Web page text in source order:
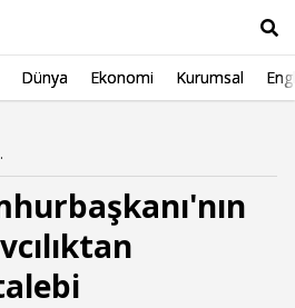
Dünya Ekonomi Kurumsal